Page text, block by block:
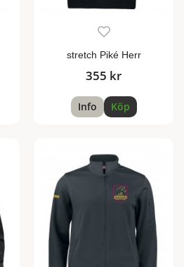
stretch Piké Herr
355 kr
Info Köp